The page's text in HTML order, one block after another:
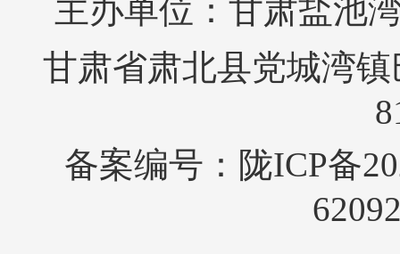
主办单位：甘肃盐池
甘肃省肃北县党城湾
备案编号： 陇ICP备